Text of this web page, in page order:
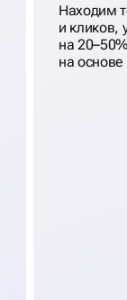
Находим
и кликов,
на
на